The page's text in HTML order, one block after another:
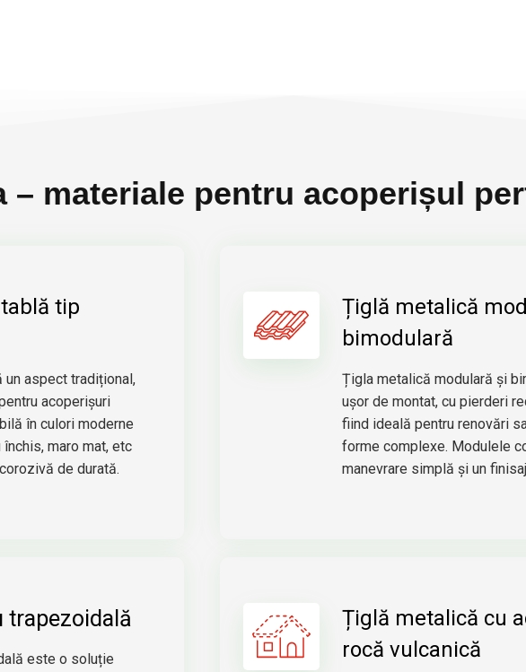
– materiale pentru acoperișul
tip
aspect tradițional,
acoperișuri
în culori moderne
maro mat, etc
de durată.
trapezoidală
este o soluție
Țiglă metalică
bimodulară
Țigla metalică modulară și
ușor de montat, cu pierderi
fiind ideală pentru renovări
forme complexe. Modulele
manevrare simplă și un
Țiglă metalică cu
rocă vulcanică